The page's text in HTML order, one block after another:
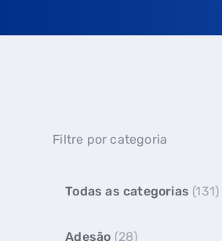
Filtre por categoria
Todas as categorias (131)
Adesão (28)